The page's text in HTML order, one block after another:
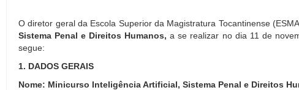
O diretor geral da Escola Superior da Magistratura Tocantinense
Sistema Penal e Direitos Humanos,a se realizar no dia 11 de
segue:
1. DADOS GERAIS
Nome: Minicurso Inteligência Artificial, Sistema Penal e Direitos